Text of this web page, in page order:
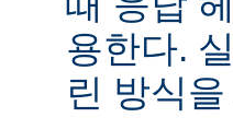
용한다.
린 방식